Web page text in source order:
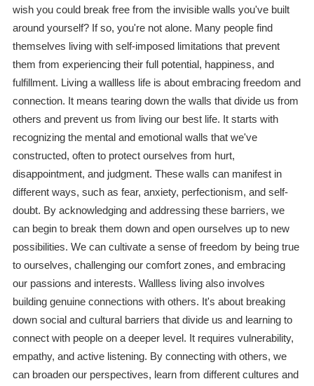
wish you could break free from the invisible walls you've built
around yourself? If so, you're not alone. Many people find
themselves living with self-imposed limitations that prevent
them from experiencing their full potential, happiness, and
fulfillment. Living a wallless life is about embracing freedom and
connection. It means tearing down the walls that divide us from
others and prevent us from living our best life. It starts with
recognizing the mental and emotional walls that we've
constructed, often to protect ourselves from hurt,
disappointment, and judgment. These walls can manifest in
different ways, such as fear, anxiety, perfectionism, and self-
doubt. By acknowledging and addressing these barriers, we
can begin to break them down and open ourselves up to new
possibilities. We can cultivate a sense of freedom by being true
to ourselves, challenging our comfort zones, and embracing
our passions and interests. Wallless living also involves
building genuine connections with others. It's about breaking
down social and cultural barriers that divide us and learning to
connect with people on a deeper level. It requires vulnerability,
empathy, and active listening. By connecting with others, we
can broaden our perspectives, learn from different cultures and